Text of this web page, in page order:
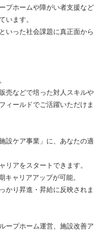
プホームや障がい者支援など
います。
いった社会課題に真正面から
売などで培った対人スキルや
ィールドでご活躍いただけま
設ケア事業」に、あなたの適
リアをスタートできます。
キャリアアップが可能。
かり昇進・昇給に反映されま
ープホーム運営、施設改善ア